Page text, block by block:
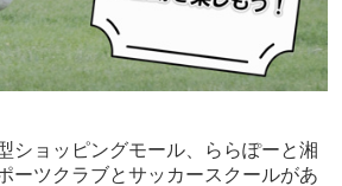
ショッピングモール、ららぽーと湘
ーツクラブとサッカースクールがあ